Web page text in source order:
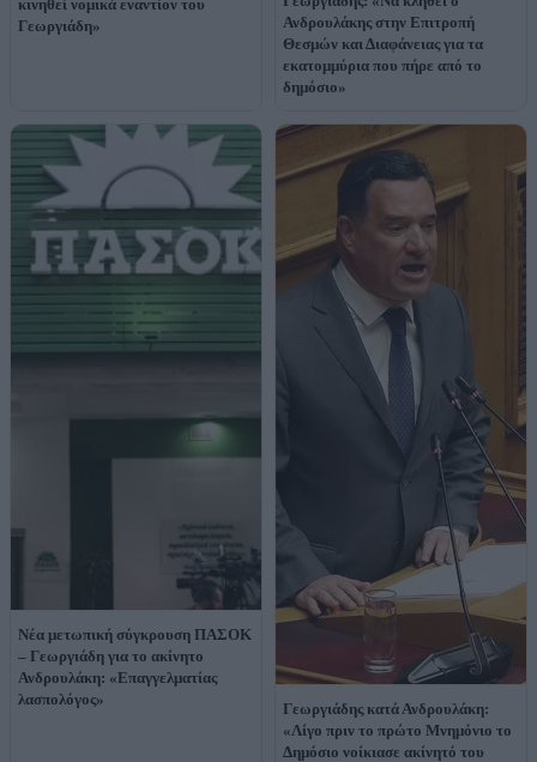
κινηθεί νομικά εναντίον του
Γεωργιάδη»
Ανδρουλάκης στην Επιτροπή
Θεσμών και Διαφάνειας για τα
εκατομμύρια που πήρε από το
δημόσιο»
Νέα μετωπική σύγκρουση ΠΑΣΟΚ
– Γεωργιάδη για το ακίνητο
Ανδρουλάκη: «Επαγγελματίας
λασπολόγος»
Γεωργιάδης κατά Ανδρουλάκη:
«Λίγο πριν το πρώτο Μνημόνιο το
Δημόσιο νοίκιασε ακίνητό του